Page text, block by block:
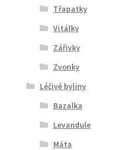
Třapatky
Vitálky
Zářivky
Zvonky
Léčivé byliny
Bazalka
Levandule
Máta